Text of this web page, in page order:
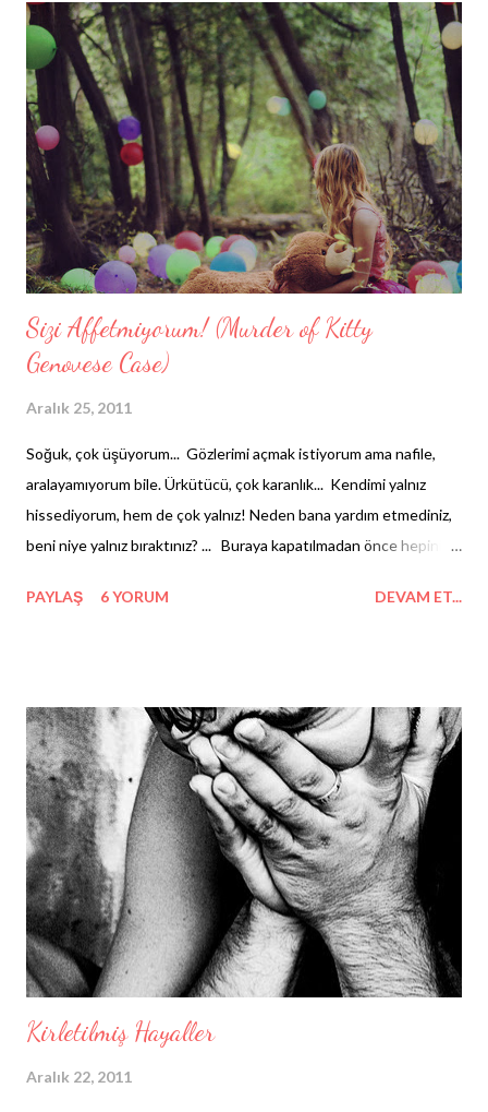
hala ne kadar da evimin yakınındayım. yorgun vücudum zihnimi ve
sanrılarımı da ele geçirmişti. zamanımın dolduğunun farkına
vardığım her saniye bir başka uzvum daha işlevini yitirdi. son bir
şans diledim içimden, yüzleşebilirim dedim. evet, demesine aynen
böyle dedim ama vicdanıma dinletemedim. çok geç olmuştu
benim için artık. kaslarımın son eforunu da sarfederek yüzümü
göğe doğru kaldırdım, hiç yıldız yoktu. bir...
Sizi Affetmiyorum! (Murder of Kitty
Genovese Case)
Aralık 25, 2011
Soğuk, çok üşüyorum... Gözlerimi açmak istiyorum ama nafile,
aralayamıyorum bile. Ürkütücü, çok karanlık... Kendimi yalnız
hissediyorum, hem de çok yalnız! Neden bana yardım etmediniz,
beni niye yalnız bıraktınız? ... Buraya kapatılmadan önce hepinizi
bıçak darbesiyle oluk oluk kanımı akıtırken gözlerim sadece
bir insan için endişelenmediniz? Git gide zayıf düşen bedenimle
son gücüme kadar savaş verirken, neden biriniz bile yanıma
koşmadınız, polise haber vermediniz? ... Yarın benim doğum
günümdü. Buradaki birkaç dostum ve siz, kapı komşularım,
hepiniz davetliydiniz. Gördünüz mü olanları, bütün hazırlıklarım
boşa gitti. Şimdi bu soğuk, karanlık yerde yapayalnızım. Ko...
PAYLAŞ 6 YORUM DEVAM ET...
Kirletilmiş Hayaller
Aralık 22, 2011